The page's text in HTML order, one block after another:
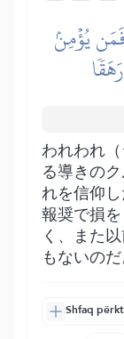
يُؤۡمِنۢ
われわれ
る導きの
れを信仰し
報奨で損
く、また
もないのだ
Shfaq